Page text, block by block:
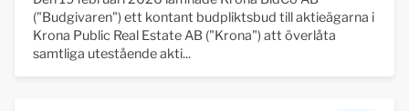
("Budgivaren") ett kontant budpliktsbud till aktieägarna i
Krona Public Real Estate AB ("Krona") att överlåta
samtliga utestående akti...